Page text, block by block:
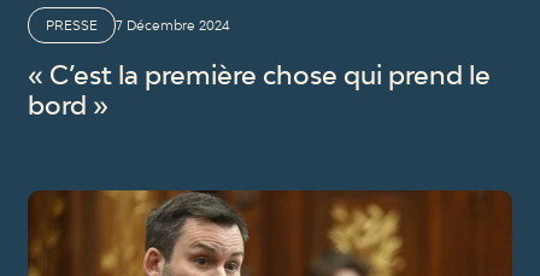
PRESSE 7 Décembre 2024
« C’est la première chose qui prend le
bord »